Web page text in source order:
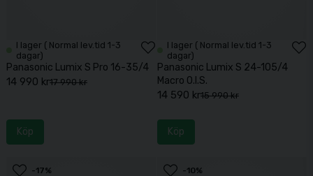
I lager ( Normal lev.tid 1-3
dagar)
Panasonic Lumix S Pro 16-35/4
17 990 kr
14 990 kr
Köp
I lager ( Normal lev.tid 1-3
dagar)
Panasonic Lumix S 24-105/4
Macro O.I.S.
15 990 kr
14 590 kr
Köp
-17% -10%